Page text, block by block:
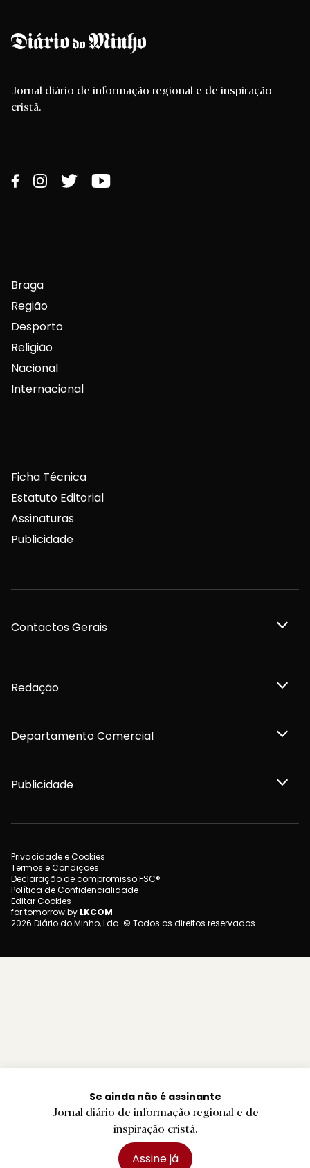
Se ainda não é assinante
Jornal diário de informação regional e de
inspiração cristã.
Assine já
Jornal diário de informação regional e de inspiração
cristã.
Braga
Região
Desporto
Religião
Nacional
Internacional
Ficha Técnica
Estatuto Editorial
Assinaturas
Publicidade
Contactos Gerais
Redação
Departamento Comercial
Publicidade
Privacidade e Cookies
Termos e Condições
Declaração de compromisso FSC®
Política de Confidencialidade
Editar Cookies
for tomorrow by LKCOM
2026 Diário do Minho, Lda. © Todos os direitos reservados